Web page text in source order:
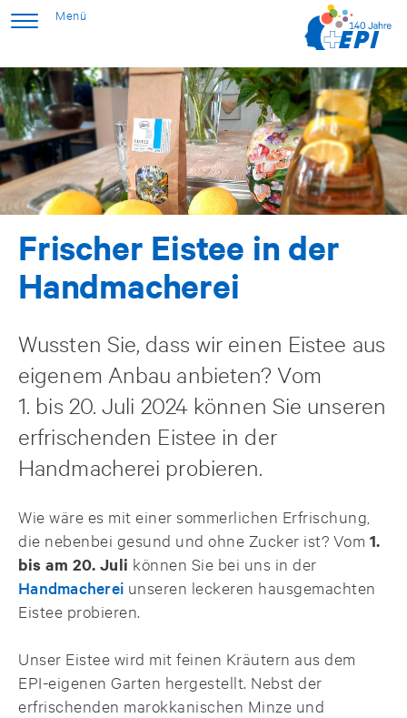
Frischer Eistee in der
Handmacherei
Wussten Sie, dass wir einen Eistee aus
eigenem Anbau anbieten? Vom
1. bis 20. Juli 2024 können Sie unseren
erfrischenden Eistee in der
Handmacherei probieren.
Wie wäre es mit einer sommerlichen Erfrischung,
die nebenbei gesund und ohne Zucker ist? Vom 1.
bis am 20. Juli können Sie bei uns in der
Handmacherei unseren leckeren hausgemachten
Eistee probieren.
Unser Eistee wird mit feinen Kräutern aus dem
EPI-eigenen Garten hergestellt. Nebst der
erfrischenden marokkanischen Minze und